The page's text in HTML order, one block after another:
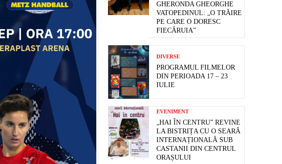
GHERONDA GHEORGHE
VATOPEDINUL: „O TRĂIRE
PE CARE O DORESC
FIECĂRUIA”
DIVERSE
PROGRAMUL FILMELOR
DIN PERIOADA 17 – 23
IULIE
EVENIMENT
„HAI ÎN CENTRU” REVINE
LA BISTRIȚA CU O SEARĂ
INTERNAȚIONALĂ SUB
CASTANII DIN CENTRUL
ORAȘULUI